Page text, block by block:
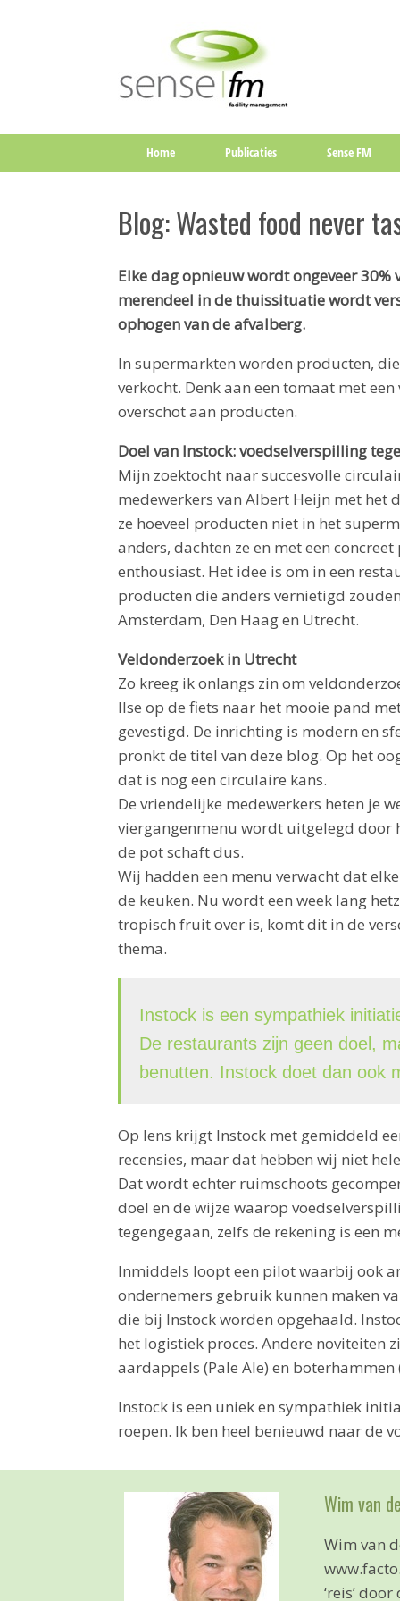
Home Publicaties Sense FM
Blog: Wasted food never
Elke dag opnieuw wordt ongeveer
merendeel in de thuissituatie wordt
ophogen van de afvalberg.
In supermarkten worden producten,
verkocht. Denk aan een tomaat met
overschot aan producten.
Doel van Instock: voedselverspilling
Mijn zoektocht naar succesvolle
medewerkers van Albert Heijn met het
ze hoeveel producten niet in het
anders, dachten ze en met een
enthousiast. Het idee is om in een
producten die anders vernietigd
Amsterdam, Den Haag en Utrecht.
Veldonderzoek in Utrecht
Zo kreeg ik onlangs zin om
Ilse op de fiets naar het mooie pand
gevestigd. De inrichting is modern en
pronkt de titel van deze blog. Op het
dat is nog een circulaire kans.
De vriendelijke medewerkers heten je
viergangenmenu wordt uitgelegd door
de pot schaft dus.
Wij hadden een menu verwacht dat
de keuken. Nu wordt een week lang
tropisch fruit over is, komt dit in de
thema.
Instock is een sympathiek
De restaurants zijn geen doel,
benutten. Instock doet dan ook
Op Iens krijgt Instock met gemiddeld
recensies, maar dat hebben wij niet
Dat wordt echter ruimschoots
doel en de wijze waarop
tegengegaan, zelfs de rekening is een
Inmiddels loopt een pilot waarbij ook
ondernemers gebruik kunnen maken
die bij Instock worden opgehaald.
het logistiek proces. Andere noviteiten
aardappels (Pale Ale) en boterhammen
Instock is een uniek en sympathiek
roepen. Ik ben heel benieuwd naar de
Wim van
Wim van
‘reis’